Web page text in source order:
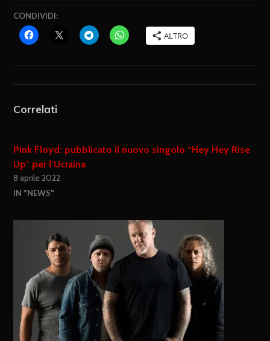
CONDIVIDI:
ALTRO
Correlati
Pink Floyd: pubblicato il nuovo singolo “Hey Hey Rise
Up” per l’Ucraina
8 aprile 2022
IN "NEWS"